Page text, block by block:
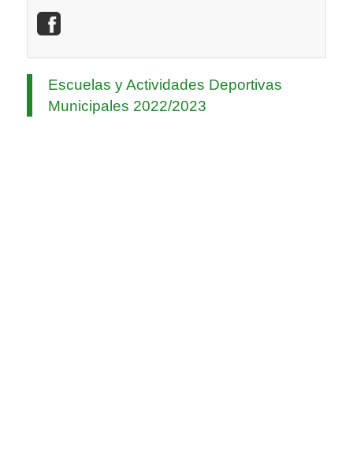
Escuelas y Actividades Deportivas
Municipales 2022/2023